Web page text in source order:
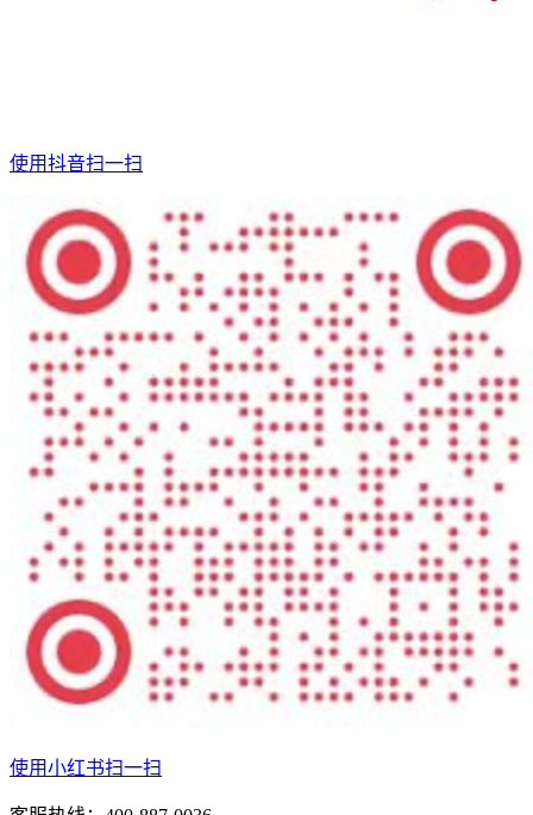
使用抖音扫一扫
使用小红书扫一扫